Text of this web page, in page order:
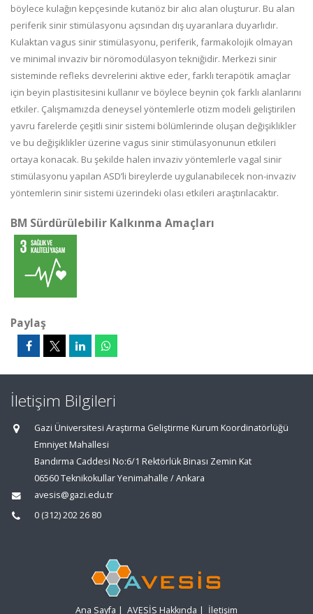
böylece kulağın kepçesinde kutanöz bir alıcı alan oluşturur. Bu alan
periferik sinir stimülasyonu açısından dış uyaranlara duyarlıdır.
Kulaktan vagus sinir stimülasyonu, periferik, farmakolojik olmayan
ve minimal invaziv bir nöromodülasyon tekniğidir. Merkezi sinir
sisteminde refleks devrelerini aktive eder, farklı terapötik amaçlar
için beyin plastisitesini kullanır ve böylece beynin çok farklı alanlarını
etkiler. Çalışmamızda deneysel yöntemlerle otizm modeli geliştirilen
yavru farelerde çeşitli sinir sistemi bölümlerinde oluşan değişiklikler
ve bu değişiklikler üzerine vagus sinir stimülasyonunun etkileri
ortaya konacak. Bu şekilde halen invaziv yöntemlerle vagal sinir
stimülasyonu yapılan ASD’li bireylerde uygulanabilecek non-invaziv
yöntemlerin sinir sistemi üzerindeki olası etkileri araştırılacaktır.
BM Sürdürülebilir Kalkınma Amaçları
Paylaş
İletişim Bilgileri
Gazi Üniversitesi Araştırma Geliştirme Kurum Koordinatörlüğü
Emniyet Mahallesi
Bandırma Caddesi No:6/1 Rektörlük Binası Zemin Kat
06560 Teknikokullar Yenimahalle / Ankara
avesis@gazi.edu.tr
0 (312) 202 26 80
Ana Sayfa | AVESİS Hakkında | İletişim